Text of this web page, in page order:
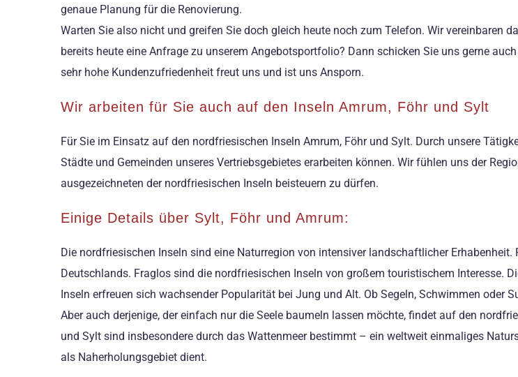
genaue Planung für die Renovierung.
Warten Sie also nicht und greifen Sie doch gleich heute noch zum Telefon. Wir vereinbaren
bereits heute eine Anfrage zu unserem Angebotsportfolio? Dann schicken Sie uns gerne
sehr hohe Kundenzufriedenheit freut uns und ist uns Ansporn.
Wir arbeiten für Sie auch auf den Inseln Amrum, Föhr und Sylt
Für Sie im Einsatz auf den nordfriesischen Inseln Amrum, Föhr und Sylt. Durch unsere
Städte und Gemeinden unseres Vertriebsgebietes erarbeiten können. Wir fühlen uns der
ausgezeichneten der nordfriesischen Inseln beisteuern zu dürfen.
Einige Details über Sylt, Föhr und Amrum:
Die nordfriesischen Inseln sind eine Naturregion von intensiver landschaftlicher
Deutschlands. Fraglos sind die nordfriesischen Inseln von großem touristischem Interesse.
Inseln erfreuen sich wachsender Popularität bei Jung und Alt. Ob Segeln, Schwimmen oder
Aber auch derjenige, der einfach nur die Seele baumeln lassen möchte, findet auf den
und Sylt sind insbesondere durch das Wattenmeer bestimmt – ein weltweit einmaliges
als Naherholungsgebiet dient.